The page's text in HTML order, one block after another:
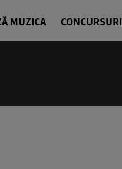
MUZICA CONCURSURI